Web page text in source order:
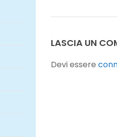
LASCIA UN
Devi essere